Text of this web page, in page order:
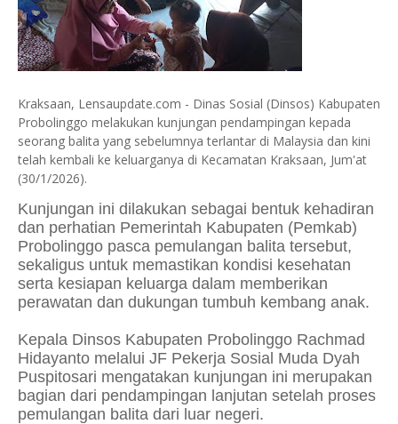
Kraksaan, Lensaupdate.com - Dinas Sosial (Dinsos) Kabupaten
Probolinggo melakukan kunjungan pendampingan kepada
seorang balita yang sebelumnya terlantar di Malaysia dan kini
telah kembali ke keluarganya di Kecamatan Kraksaan, Jum'at
(30/1/2026).
Kunjungan ini dilakukan sebagai bentuk kehadiran
dan perhatian Pemerintah Kabupaten (Pemkab)
Probolinggo pasca pemulangan balita tersebut,
sekaligus untuk memastikan kondisi kesehatan
serta kesiapan keluarga dalam memberikan
perawatan dan dukungan tumbuh kembang anak.
Kepala Dinsos Kabupaten Probolinggo Rachmad
Hidayanto melalui JF Pekerja Sosial Muda Dyah
Puspitosari mengatakan kunjungan ini merupakan
bagian dari pendampingan lanjutan setelah proses
pemulangan balita dari luar negeri.